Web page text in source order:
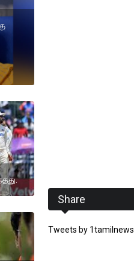
Share
Tweets by 1tamilnews